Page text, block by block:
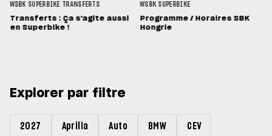
WSBK SUPERBIKE
TRANSFERTS
Transferts : Ça s'agite aussi
en Superbike !
WSBK SUPERBIKE
Programme / Horaires SBK
Hongrie
Explorer par filtre
2027 Aprilia Auto BMW CEV